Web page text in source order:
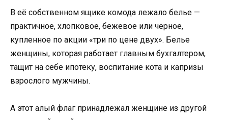
В её собственном ящике комода лежало белье —
практичное, хлопковое, бежевое или черное,
купленное по акции «три по цене двух». Белье
женщины, которая работает главным бухгалтером,
тащит на себе ипотеку, воспитание кота и капризы
взрослого мужчины.
А этот алый флаг принадлежал женщине из другой